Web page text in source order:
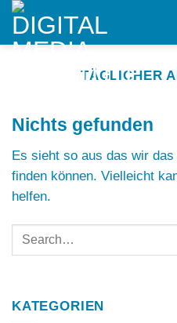
Skip
content
TÄGLICHER
Nichts gefunden
Es sieht so aus das wir
finden können. Vielleicht
helfen.
KATEGORIEN